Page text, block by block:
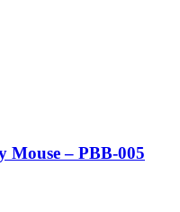
Mouse – PBB-005